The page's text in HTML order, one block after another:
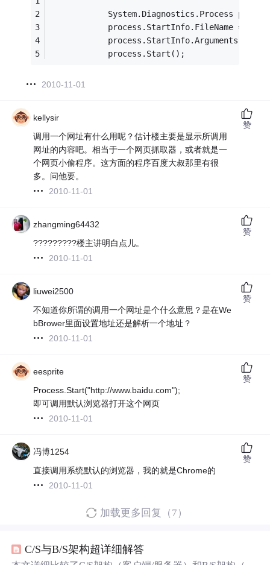
System.Diagnostics.Process
            process.StartInfo.FileName = @
            process.StartInfo.Arguments =
            process.Start();
2010-11-01
kellysir
调用一个网址有什么用呢？估计楼主要是显示所调用
网址的内容吧。相当于一个网页抓取器，或者就是一
个网页小偷程序。这方面的程序百度大叔那里有很
多。问他要。
2010-11-01
赞
zhangming64432
?????????楼主讲明白点儿。
2010-11-01
赞
liuwei2500
不知道你所谓的调用一个网址是个什么意思？是在We
bBrower里面设置地址还是解析一个地址？
2010-11-01
赞
eesprite
Process.Start("http://www.baidu.com");
即可调用默认浏览器打开这个网页
2010-11-01
赞
冯博1254
直接调用系统默认的浏览器，我的就是Chrome的
2010-11-01
赞
加载更多回复（7）
C/S与B/S架构超详细解答